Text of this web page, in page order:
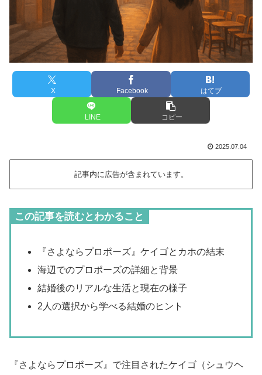
X Facebook はてブ
LINE コピー
2025.07.04
記事内に広告が含まれています。
この記事を読むとわかること
『さよならプロポーズ』ケイゴとカホの結末
海辺でのプロポーズの詳細と背景
結婚後のリアルな生活と現在の様子
2人の選択から学べる結婚のヒント
『さよならプロポーズ』で注目されたケイゴ（シュウヘ